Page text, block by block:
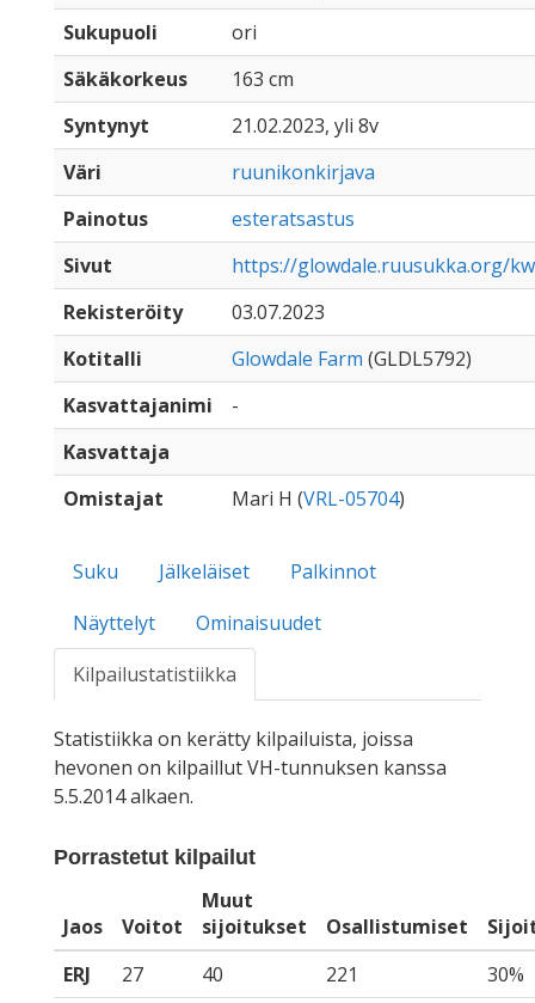
Sukupuoli
ori
Säkäkorkeus
163 cm
Syntynyt
21.02.2023, yli 8v
Väri
ruunikonkirjava
Painotus
esteratsastus
Sivut
https://glowdale.ruusukka.org/
Rekisteröity
03.07.2023
Kotitalli
Glowdale Farm (GLDL5792)
Kasvattajanimi
-
Kasvattaja
Omistajat
Mari H (VRL-05704)
Suku Jälkeläiset
Palkinnot
Näyttelyt
Ominaisuudet
Kilpailustatistiikka
Statistiikka on kerätty kilpailuista, joissa
hevonen on kilpaillut VH-tunnuksen kanssa
5.5.2014 alkaen.
Porrastetut kilpailut
Jaos Voitot
Muut
sijoitukset
Osallistumiset
ERJ
27 40 221
30%